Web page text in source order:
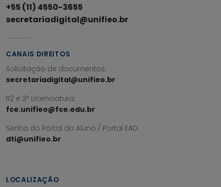
+55 (11) 4550-3655
secretariadigital@unifieo.br
CANAIS DIREITOS
Solicitação de documentos:
secretariadigital@unifieo.br
R2 e 2ª Licenciatura:
fce.unifieo@fce.edu.br
Senha do Portal do Aluno / Portal EAD:
dti@unifieo.br
LOCALIZAÇÃO